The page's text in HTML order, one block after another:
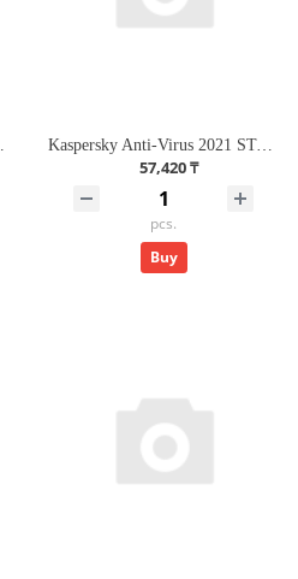
Kaspersky Anti-Virus 2021 STAN and Caucasus Edition. 2- Desktop 1 year Base Retail Pack
57,420 ₸
pcs.
Buy